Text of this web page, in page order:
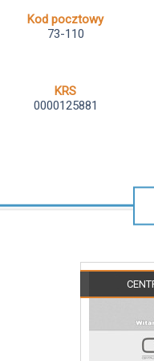
Kod pocztowy
73-110
KRS
0000125881